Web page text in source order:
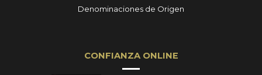
Denominaciones de Origen
CONFIANZA ONLINE